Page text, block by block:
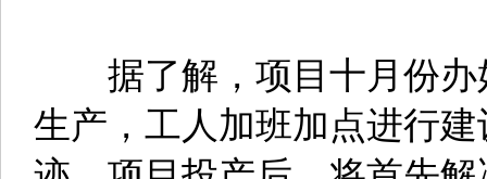
据了解，项目十月份办
生产，工人加班加点进行